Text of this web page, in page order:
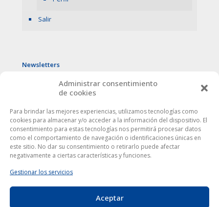
Administrar consentimiento
de cookies
Para brindar las mejores experiencias, utilizamos tecnologías como
cookies para almacenar y/o acceder a la información del dispositivo. El
consentimiento para estas tecnologías nos permitirá procesar datos
como el comportamiento de navegación o identificaciones únicas en
este sitio. No dar su consentimiento o retirarlo puede afectar
negativamente a ciertas características y funciones.
Gestionar los servicios
Aceptar
Salir
Newsletters
Este sitio web utiliza cookies para mejorar tu experiencia. Al